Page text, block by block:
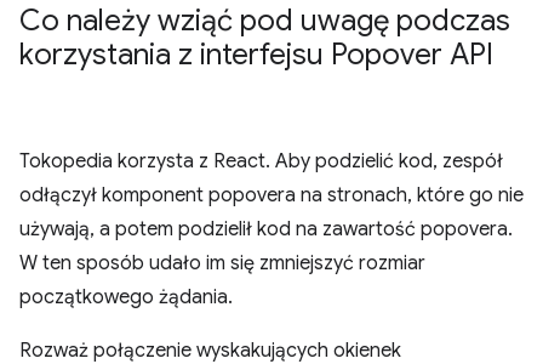
Co należy wziąć pod uwagę podczas
korzystania z interfejsu Popover API
Tokopedia korzysta z React. Aby podzielić kod, zespół
odłączył komponent popovera na stronach, które go nie
używają, a potem podzielił kod na zawartość popovera.
W ten sposób udało im się zmniejszyć rozmiar
początkowego żądania.
Rozważ połączenie wyskakujących okienek